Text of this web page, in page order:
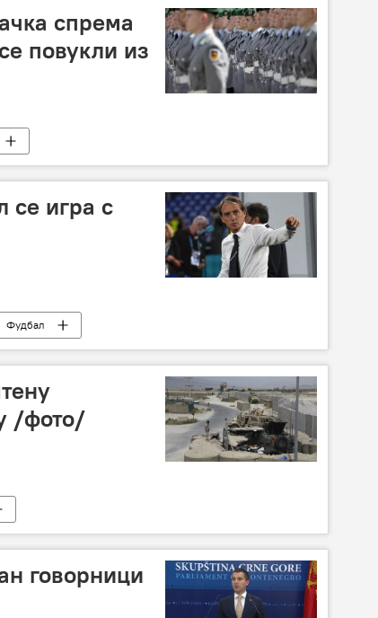
спрема
повукли из
се игра с
Фудбал
/фото/
говорници